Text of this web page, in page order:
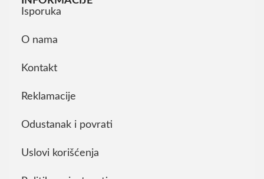
Isporuka
O nama
Kontakt
Reklamacije
Odustanak i povrati
Uslovi korišćenja